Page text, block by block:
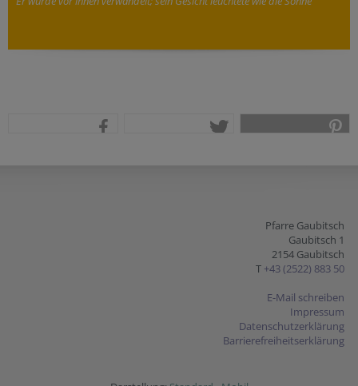
Pfarre Gaubitsch
Gaubitsch 1
2154 Gaubitsch
T +43 (2522) 883 50
E-Mail schreiben
Impressum
Datenschutzerklärung
Barrierefreiheitserklärung